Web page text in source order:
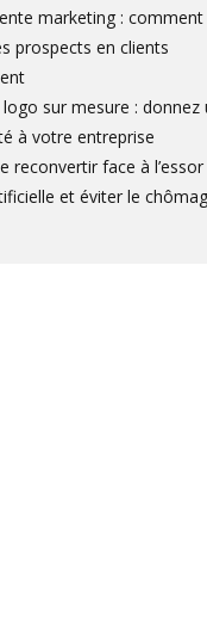
marketing : comment
prospects en clients
sur mesure : donnez
à votre entreprise
reconvertir face à l’essor
et éviter le